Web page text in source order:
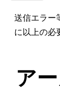
送信エラー
に以上の必
ア